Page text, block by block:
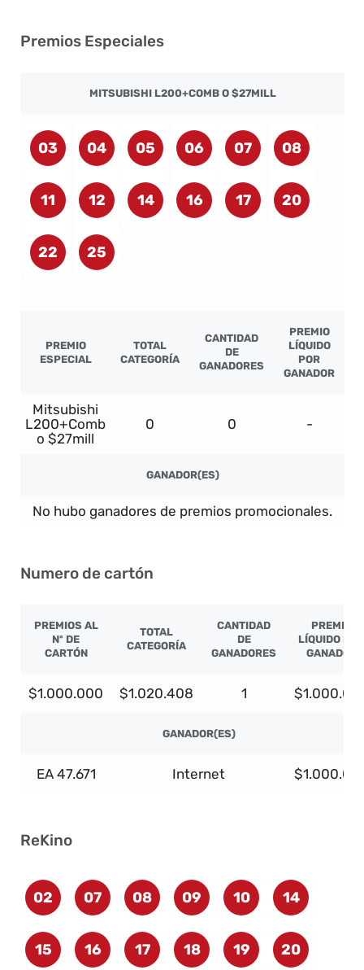
Premios Especiales
MITSUBISHI L200+COMB O $27MILL
03 04 05 06 07 08
11 12 14 16 17 20
22 25
PREMIO
ESPECIAL
TOTAL
CATEGORÍA
CANTIDAD
DE
GANADORES
PREMIO
LÍQUIDO
POR
GANADOR
Mitsubishi
L200+Comb
o $27mill
0 0 -
GANADOR(ES)
No hubo ganadores de premios promocionales.
Numero de cartón
PREMIOS AL
Nº DE
CARTÓN
TOTAL
CATEGORÍA
CANTIDAD
DE
GANADORES
PREMIO
LÍQUIDO POR
GANADOR
$1.000.000 $1.020.408 1
GANADOR(ES)
EA 47.671 Internet
ReKino
02 07 08 09 10 14
15 16 17 18 19 20